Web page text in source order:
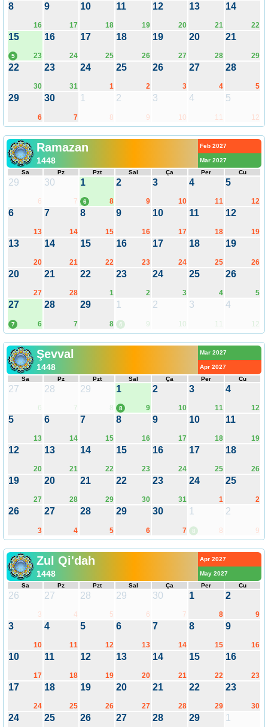
8
16
9
17
10
18
11
19
12
20
13
21
14
22
15
23
5
16
24
17
25
18
26
19
27
20
28
21
29
22
30
23
31
24
1
25
2
26
3
27
4
28
5
29
6
30
7
1
8
2
9
3
10
4
11
5
12
Ramazan
1448
Feb 2027
Mar 2027
Sa
Pz Pzt Sal Ça Per Cu
29
6
30
7
1
8
6
2
9
3
10
4
11
5
12
6
13
7
14
8
15
9
16
10
17
11
18
12
19
13
20
14
21
15
22
16
23
17
24
18
25
19
26
20
27
21
28
22
1
23
2
24
3
25
4
26
5
27
6
7
28
7
29
8
1
9
6
2
10
3
11
4
12
Şevval
1448
Mar 2027
Apr 2027
Sa
Pz Pzt Sal Ça Per Cu
27
6
28
7
29
8
1
9
8
2
10
3
11
4
12
5
13
6
14
7
15
8
16
9
17
10
18
11
19
12
20
13
21
14
22
15
23
16
24
17
25
18
26
19
27
20
28
21
29
22
30
23
31
24
1
25
2
26
3
27
4
28
5
29
6
30
7
1
8
8
2
9
Zul Qi'dah
1448
Apr 2027
May 2027
Sa
Pz Pzt Sal Ça Per Cu
26
3
27
4
28
5
29
6
30
7
1
8
2
9
3
10
4
11
5
12
6
13
7
14
8
15
9
16
10
17
11
18
12
19
13
20
14
21
15
22
16
23
17
24
18
25
19
26
20
27
21
28
22
29
23
30
24 25 26 27 28 29 1